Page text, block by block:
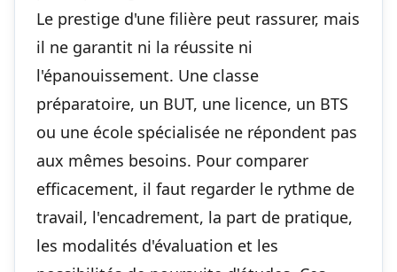
Le prestige d'une filière peut rassurer, mais
il ne garantit ni la réussite ni
l'épanouissement. Une classe
préparatoire, un BUT, une licence, un BTS
ou une école spécialisée ne répondent pas
aux mêmes besoins. Pour comparer
efficacement, il faut regarder le rythme de
travail, l'encadrement, la part de pratique,
les modalités d'évaluation et les